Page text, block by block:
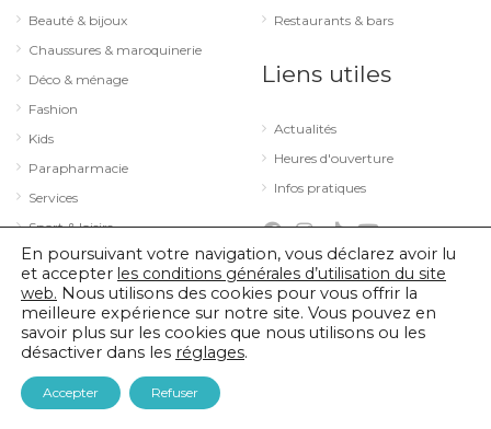
Beauté & bijoux
Chaussures & maroquinerie
Déco & ménage
Fashion
Kids
Parapharmacie
Services
Sport & loisirs
Technologie & optique
Restaurants & bars
Liens utiles
Actualités
Heures d'ouverture
Infos pratiques
© 2026 City Concorde |Mentions légales| Politique de confidentialité
Conditions générales d’utilisation
En poursuivant votre navigation, vous déclarez avoir lu
et accepter les conditions générales d’utilisation du site
web. Nous utilisons des cookies pour vous offrir la
meilleure expérience sur notre site. Vous pouvez en
savoir plus sur les cookies que nous utilisons ou les
désactiver dans les réglages.
Accepter Refuser